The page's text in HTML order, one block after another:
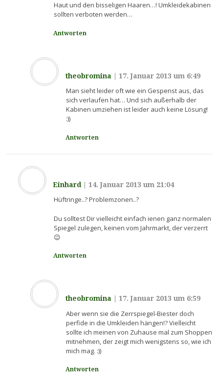
Haut und den bisseligen Haaren…! Umkleidekabinen
sollten verboten werden…
Antworten
theobromina 17. Januar 2013 um 6:49
Man sieht leider oft wie ein Gespenst aus, das
sich verlaufen hat… Und sich außerhalb der
Kabinen umziehen ist leider auch keine Lösung!
:))
Antworten
Einhard |14. Januar 2013 um 21:04
Hüftringe..? Problemzonen..?
Du solltest Dir vielleicht einfach ienen ganz normalen
Spiegel zulegen, keinen vom Jahrmarkt, der verzerrt
😉
Antworten
theobromina 17. Januar 2013 um 6:59
Aber wenn sie die Zerrspiegel-Biester doch
perfide in die Umkleiden hängen!? Vielleicht
sollte ich meinen von Zuhause mal zum Shoppen
mitnehmen, der zeigt mich wenigstens so, wie ich
mich mag. :))
Antworten